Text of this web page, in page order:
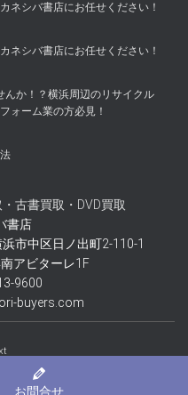
ネシバ書店にお任せください！
ネシバ書店にお任せください！
んか！？横浜周辺のリサイクル
ォーム業の方必見！
古書買取・DVD買取
書店
市中区日ノ出町2-110-1
アビターレ1F
9600
buyers.com
お問合せ